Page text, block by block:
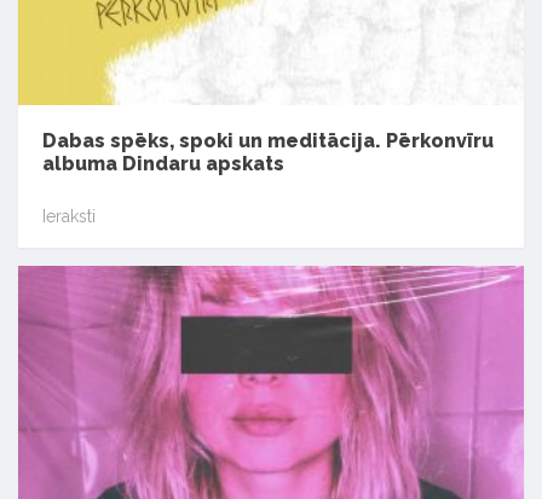
Dabas spēks, spoki un meditācija. Pērkonvīru
albuma Dindaru apskats
Ieraksti